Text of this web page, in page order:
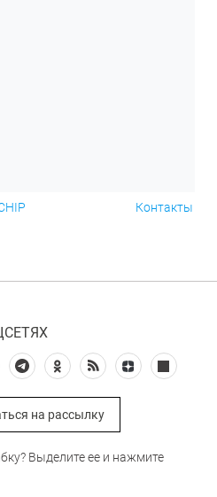
Контакты
на рассылку
Выделите ее и нажмите